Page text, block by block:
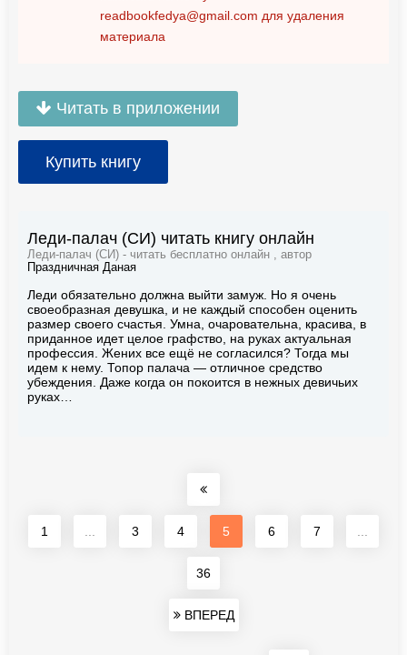
readbookfedya@gmail.com для удаления
материала
Читать в приложении
Купить книгу
Леди-палач (СИ) читать книгу онлайн
Леди-палач (СИ) - читать бесплатно онлайн , автор
Праздничная Даная
Леди обязательно должна выйти замуж. Но я очень
своеобразная девушка, и не каждый способен оценить
размер своего счастья. Умна, очаровательна, красива, в
приданное идет целое графство, на руках актуальная
профессия. Жених все ещё не согласился? Тогда мы
идем к нему. Топор палача — отличное средство
убеждения. Даже когда он покоится в нежных девичьих
руках…
1 3 4 5 6 7
36
ВПЕРЕД